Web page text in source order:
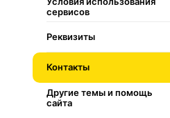
сервисов
Реквизиты
Контакты
Другие темы и помощь
сайта